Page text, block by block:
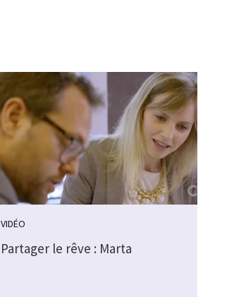
VIDÉO
Partager le rêve : Marta